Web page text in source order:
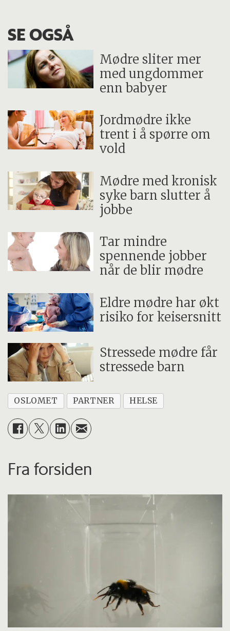
SE OGSÅ
Mødre sliter mer
med ungdommer
enn babyer
Jordmødre ikke
trent i å spørre om
vold
Mødre med kronisk
syke barn slutter å
jobbe
Tar mindre
spennende jobber
når de blir mødre
Eldre mødre har økt
risiko for keisersnitt
Stressede mødre får
stressede barn
OSLOMET PARTNER HELSE
Fra forsiden